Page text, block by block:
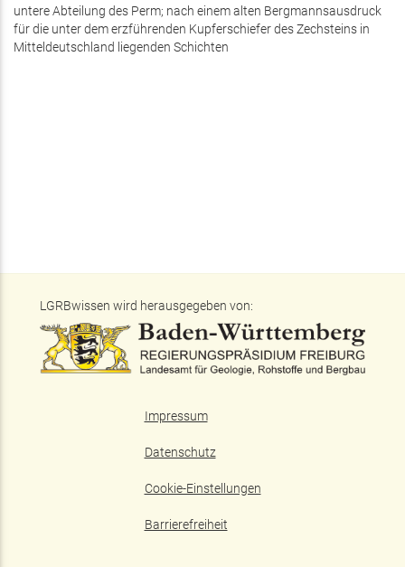
untere Abteilung des Perm; nach einem alten Bergmannsausdruck
für die unter dem erzführenden Kupferschiefer des Zechsteins in
Mitteldeutschland liegenden Schichten
LGRBwissen wird herausgegeben von:
Impressum
Datenschutz
Cookie-Einstellungen
Barrierefreiheit